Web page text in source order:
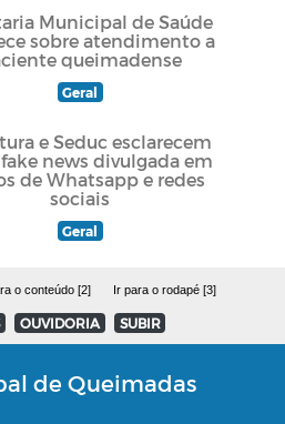
Municipal de Saúde
sobre atendimento a
queimadense
Geral
e Seduc esclarecem
news divulgada em
de Whatsapp e redes
sociais
Geral
o conteúdo [2] Ir para o rodapé [3]
OUVIDORIA SUBIR
de Queimadas